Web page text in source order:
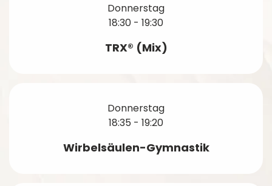
Donnerstag
18:30 - 19:30
TRX® (Mix)
Donnerstag
18:35 - 19:20
Wirbelsäulen-Gymnastik